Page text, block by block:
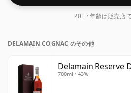
20+ · 年齢は販売店
DELAMAIN COGNAC のその他
Delamain Reserve
700ml • 43%